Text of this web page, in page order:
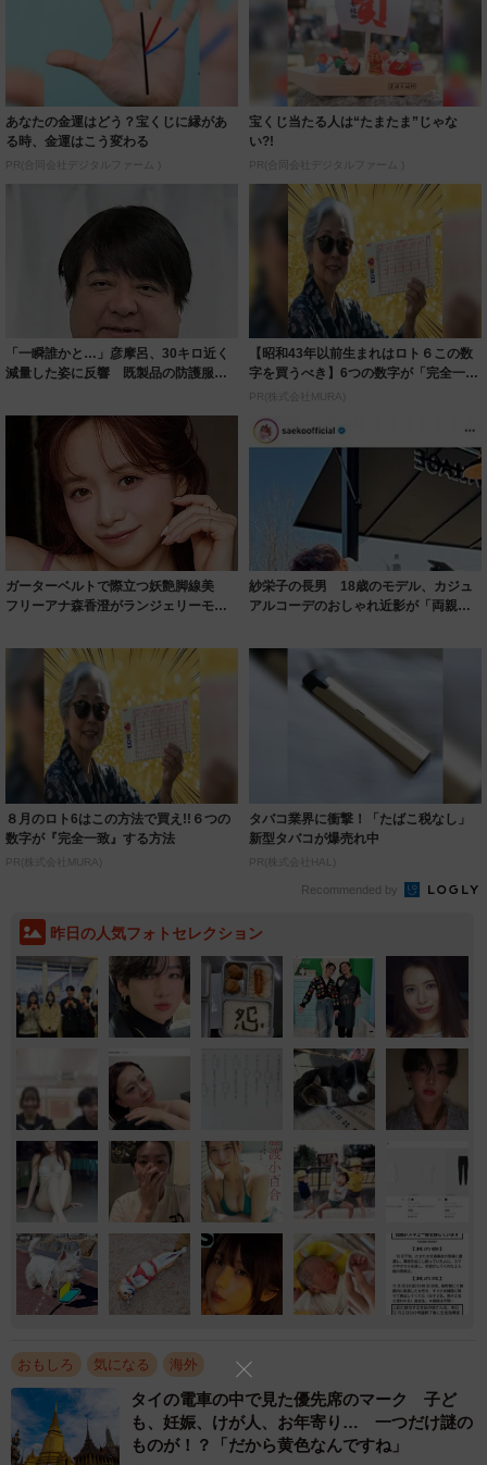
あなたの金運はどう？宝くじに縁があ
る時、金運はこう変わる
PR(合同会社デジタルファーム )
宝くじ当たる人は“たまたま”じゃな
い?!
PR(合同会社デジタルファーム )
「一瞬誰かと…」彦摩呂、30キロ近く
減量した姿に反響 既製品の防護服が
【昭和43年以前生まれはロト６この数
字を買うべき】6つの数字が「完全一
致」する方...
PR(株式会社MURA)
ガーターベルトで際立つ妖艶脚線美
フリーアナ森香澄がランジェリーモデ
紗栄子の長男 18歳のモデル、カジュ
アルコーデのおしゃれ近影が「両親の
８月のロト6はこの方法で買え!!６つの
数字が『完全一致』する方法
PR(株式会社MURA)
タバコ業界に衝撃！「たばこ税なし」
新型タバコが爆売れ中
PR(株式会社HAL)
Recommended by
昨日の人気フォトセレクション
おもしろ 気になる 海外
タイの電車の中で見た優先席のマーク 子ど
も、妊娠、けが人、お年寄り… 一つだけ謎の
ものが！？「だから黄色なんですね」